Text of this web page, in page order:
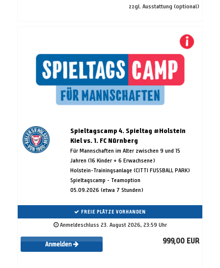
zzgl. Ausstattung (optional)
Spieltagscamp 4. Spieltag #Holstein
Kiel vs. 1. FC Nürnberg
Für Mannschaften im Alter zwischen 9 und 15
Jahren (16 Kinder + 6 Erwachsene)
Holstein-Trainingsanlage (CITTI FUSSBALL PARK)
Spieltagscamp - Teamoption
05.09.2026 (etwa 7 Stunden)
FREIE PLÄTZE VORHANDEN
Anmeldeschluss 23. August 2026, 23:59 Uhr
Anmelden 999,00 EUR